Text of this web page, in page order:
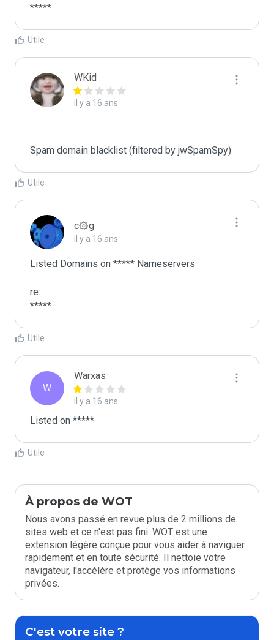
*****
Utile
WKid
il y a 16 ans
Spam domain blacklist (filtered by jwSpamSpy)
Utile
c۞g
il y a 16 ans
Listed Domains on ***** Nameservers
re:
*****
Utile
W
Warxas
il y a 16 ans
Listed on *****
Utile
À propos de WOT
Nous avons passé en revue plus de 2 millions de
sites web et ce n'est pas fini. WOT est une
extension légère conçue pour vous aider à naviguer
rapidement et en toute sécurité. Il nettoie votre
navigateur, l'accélère et protège vos informations
privées.
C'est votre site ?